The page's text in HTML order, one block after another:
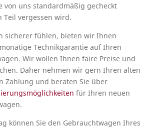
von uns standardmäßig gecheckt
Teil vergessen wird.
sicherer fühlen, bieten wir Ihnen
Technikgarantie auf Ihren
Wir wollen Ihnen faire Preise und
Daher nehmen wir gern Ihren alten
Zahlung und beraten Sie über
für Ihren neuen
können Sie den Gebrauchtwagen Ihres